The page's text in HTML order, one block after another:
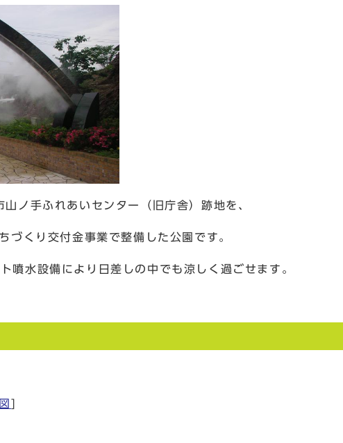
ノ手ふれあいセンター（旧庁舎）跡地を、
くり交付金事業で整備した公園です。
噴水設備により日差しの中でも涼しく過ごせます。
]